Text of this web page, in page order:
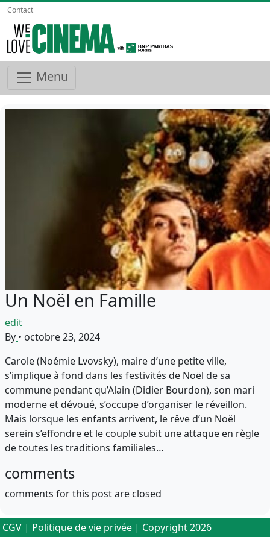
Contact
Menu
Un Noël en Famille
edit
By • octobre 23, 2024
Carole (Noémie Lvovsky), maire d’une petite ville,
s’implique à fond dans les festivités de Noël de sa
commune pendant qu’Alain (Didier Bourdon), son mari
moderne et dévoué, s’occupe d’organiser le réveillon.
Mais lorsque les enfants arrivent, le rêve d’un Noël
serein s’effondre et le couple subit une attaque en règle
de toutes les traditions familiales…
comments
comments for this post are closed
CGV | Politique de vie privée | Copyright 2026